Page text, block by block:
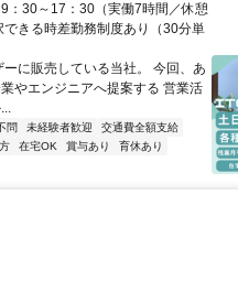
：30～17：30（実働7時間／休憩
きる時差勤務制度あり（30分単
に販売している当社。 今回、あ
やエンジニアへ提案する 営業活
問 未経験者歓迎
交通費全額支給
在宅OK 賞与あり
育休あり